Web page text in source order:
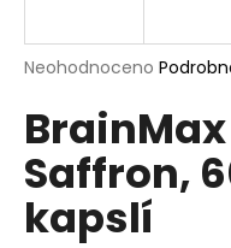
Průměrné
produktu
je
0,0
z
5
hvězdiček.
Neohodnoceno
Saffron,
kapslí
j
t
?